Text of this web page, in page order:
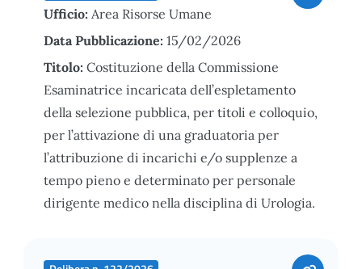
Ufficio: Area Risorse Umane
Data Pubblicazione: 15/02/2026
Titolo: Costituzione della Commissione
Esaminatrice incaricata dell’espletamento
della selezione pubblica, per titoli e colloquio,
per l’attivazione di una graduatoria per
l’attribuzione di incarichi e/o supplenze a
tempo pieno e determinato per personale
dirigente medico nella disciplina di Urologia.